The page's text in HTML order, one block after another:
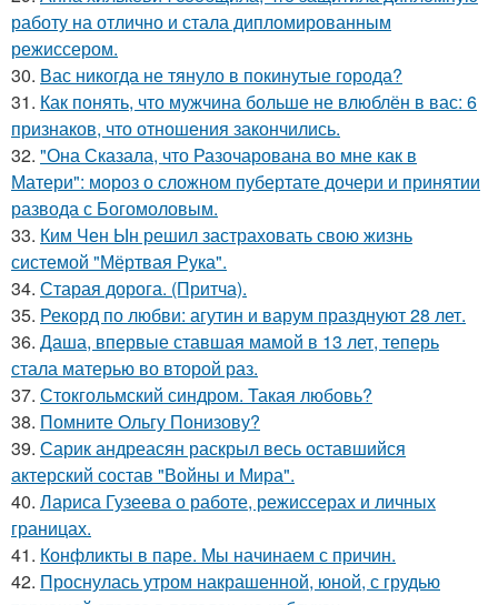
работу на отлично и стала дипломированным
режиссером.
30. Вас никогда не тянуло в покинутые города?
31. Как понять, что мужчина больше не влюблён в вас: 6
признаков, что отношения закончились.
32. "Она Сказала, что Разочарована во мне как в
Матери": мороз о сложном пубертате дочери и принятии
развода с Богомоловым.
33. Ким Чен Ын решил застраховать свою жизнь
системой "Мёртвая Рука".
34. Старая дорога. (Притча).
35. Рекорд по любви: агутин и варум празднуют 28 лет.
36. Даша, впервые ставшая мамой в 13 лет, теперь
стала матерью во второй раз.
37. Стокгольмский синдром. Такая любовь?
38. Помните Ольгу Понизову?
39. Сарик андреасян раскрыл весь оставшийся
актерский состав "Войны и Мира".
40. Лариса Гузеева о работе, режиссерах и личных
границах.
41. Конфликты в паре. Мы начинаем с причин.
42. Проснулась утром накрашенной, юной, с грудью